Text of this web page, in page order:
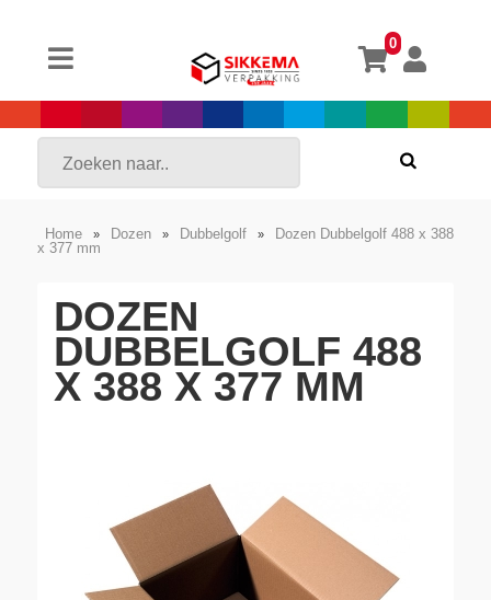
0
Home » Dozen » Dubbelgolf »
Dozen Dubbelgolf 488 x 388
x 377 mm
DOZEN
DUBBELGOLF 488
X 388 X 377 MM